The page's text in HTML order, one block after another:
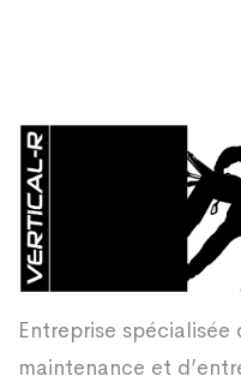
Entreprise spécialisée
maintenance et